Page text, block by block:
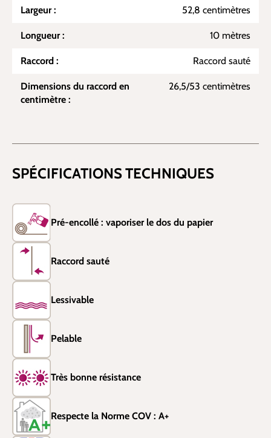
Largeur : 52,8 centimètres
Longueur : 10 mètres
Raccord : Raccord sauté
Dimensions du raccord en
centimètre :
26,5/53 centimètres
SPÉCIFICATIONS TECHNIQUES
Pré-encollé : vaporiser le dos du papier
Raccord sauté
Lessivable
Pelable
Très bonne résistance
Respecte la Norme COV : A+